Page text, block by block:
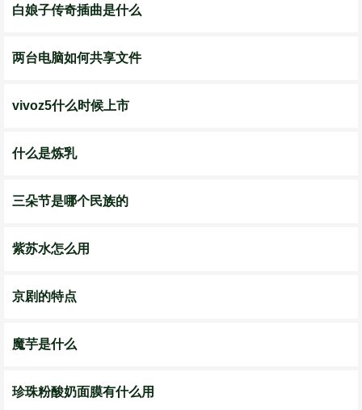
白娘子传奇插曲是什么
两台电脑如何共享文件
vivoz5什么时候上市
什么是炼乳
三朵节是哪个民族的
紫苏水怎么用
京剧的特点
魔芋是什么
珍珠粉酸奶面膜有什么用